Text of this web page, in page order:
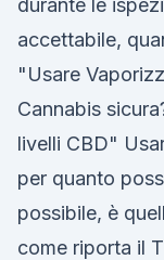
durante le
accettabile,
"Usare
Cannabis
livelli CBD"
per quanto
possibile, è
come riporta il